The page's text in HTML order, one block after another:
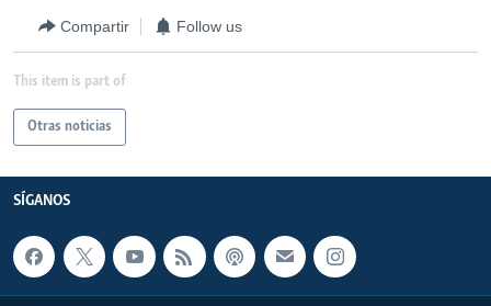
Compartir Follow us
This item is part of
Otras noticias
SÍGANOS